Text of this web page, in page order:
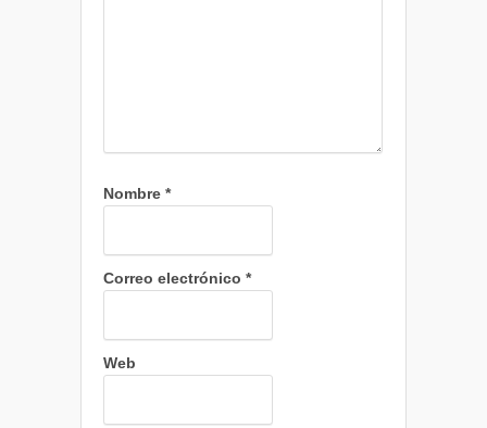
Nombre *
Correo electrónico *
Web